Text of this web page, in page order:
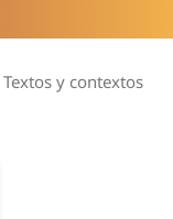
Textos y contextos